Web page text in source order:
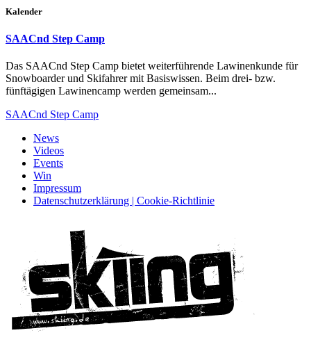
Kalender
SAACnd Step Camp
Das SAACnd Step Camp bietet weiterführende Lawinenkunde für
Snowboarder und Skifahrer mit Basiswissen. Beim drei- bzw.
fünftägigen Lawinencamp werden gemeinsam...
SAACnd Step Camp
News
Videos
Events
Win
Impressum
Datenschutzerklärung | Cookie-Richtlinie